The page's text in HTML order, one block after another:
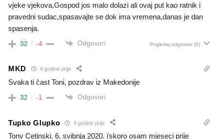
vjeke vjekova,Gospod jos malo dolazi ali ovaj put kao ratnik i
pravedni sudac,spasavajte se dok ima vremena,danas je dan
spasenja.
32 -4 Odgovori Pogledaj odgovore (2)
MKD 4 godine prije
Svaka ti čast Toni, pozdrav iz Makedonije
32 -1 Odgovori
Tupko Glupko 4 godine prije
Tony Cetinski, 6. svibnja 2020. (skoro osam mjeseci prije